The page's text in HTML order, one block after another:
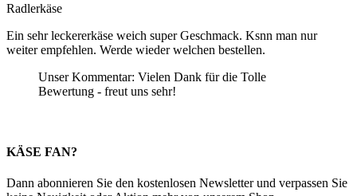
Radlerkäse
Ein sehr leckererkäse weich super Geschmack. Ksnn man nur
weiter empfehlen. Werde wieder welchen bestellen.
Unser Kommentar: Vielen Dank für die Tolle
Bewertung - freut uns sehr!
KÄSE FAN?
Dann abonnieren Sie den kostenlosen Newsletter und verpassen Sie